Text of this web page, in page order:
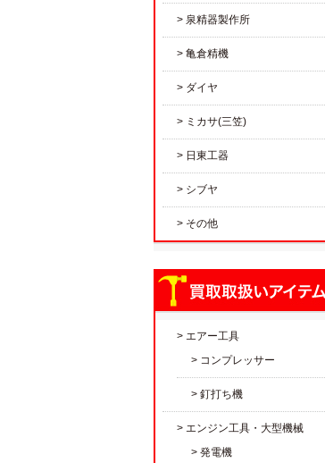
泉精器製作所
亀倉精機
ダイヤ
ミカサ(三笠)
日東工器
シブヤ
その他
エアー工具
コンプレッサー
釘打ち機
エンジン工具・大型機械
発電機